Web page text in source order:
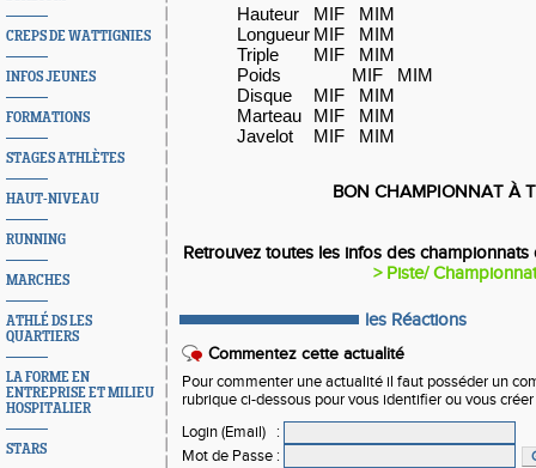
CREPS DE WATTIGNIES
INFOS JEUNES
FORMATIONS
STAGES ATHLÈTES
HAUT-NIVEAU
RUNNING
MARCHES
ATHLÉ DS LES
QUARTIERS
LA FORME EN
ENTREPRISE ET MILIEU
HOSPITALIER
STARS
Hauteur
MIF
MIM
Longueur MIF
MIM
Triple
MIF
MIM
Poids
MIF
MIM
Disque
MIF
MIM
Marteau
MIF
MIM
Javelot
MIF MIM
BON CHAMPIONNAT À
Retrouvez toutes les infos des
> Piste/
les Réactions
Commentez cette actualité
Pour commenter une actualité il faut posséder un
rubrique ci-dessous pour vous identifier ou vous
Login (Email)
:
Mot de Passe :